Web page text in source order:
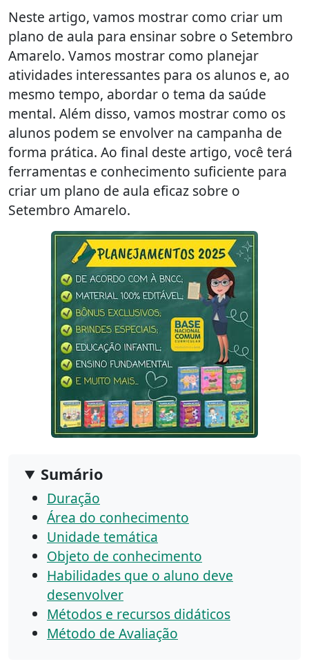
Neste artigo, vamos mostrar como criar um
plano de aula para ensinar sobre o Setembro
Amarelo. Vamos mostrar como planejar
atividades interessantes para os alunos e, ao
mesmo tempo, abordar o tema da saúde
mental. Além disso, vamos mostrar como os
alunos podem se envolver na campanha de
forma prática. Ao final deste artigo, você terá
ferramentas e conhecimento suficiente para
criar um plano de aula eficaz sobre o
Setembro Amarelo.
Sumário
Duração
Área do conhecimento
Unidade temática
Objeto de conhecimento
Habilidades que o aluno deve
desenvolver
Métodos e recursos didáticos
Método de Avaliação